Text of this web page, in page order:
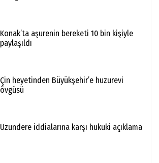
Konak’ta aşurenin bereketi 10 bin kişiyle
paylaşıldı
Çin heyetinden Büyükşehir’e huzurevi
övgüsü
Uzundere iddialarına karşı hukuki açıklama